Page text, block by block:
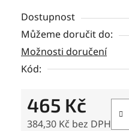
je
0,0
z
5
Dostupnost
Můžeme doručit do:
Možnosti doručení
Kód:
465 Kč
384,30 Kč bez DPH